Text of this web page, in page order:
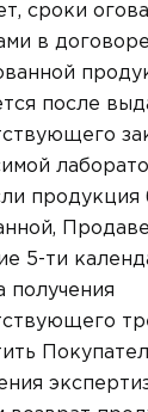
сроки
в
после
продукция
5-ти
получения